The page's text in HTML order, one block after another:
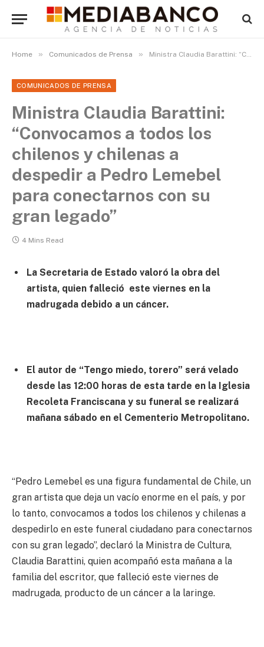
Home » Comunicados de Prensa » Ministra Claudia Barattini: “Convocamos a todos los chilenos y chilenas a despedir a Pedro Lemebel para conectarnos con su gran legado”
COMUNICADOS DE PRENSA
Ministra Claudia Barattini:
“Convocamos a todos los
chilenos y chilenas a
despedir a Pedro Lemebel
para conectarnos con su
gran legado”
4 Mins Read
La Secretaria de Estado valoró la obra del
artista, quien falleció este viernes en la
madrugada debido a un cáncer.
El autor de “Tengo miedo, torero” será velado
desde las 12:00 horas de esta tarde en la Iglesia
Recoleta Franciscana y su funeral se realizará
mañana sábado en el Cementerio Metropolitano.
“Pedro Lemebel es una figura fundamental de Chile, un
gran artista que deja un vacío enorme en el país, y por
lo tanto, convocamos a todos los chilenos y chilenas a
despedirlo en este funeral ciudadano para conectarnos
con su gran legado”, declaró la Ministra de Cultura,
Claudia Barattini, quien acompañó esta mañana a la
familia del escritor, que falleció este viernes de
madrugada, producto de un cáncer a la laringe.